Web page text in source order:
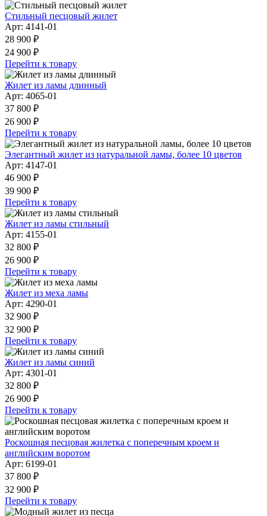
Стильный песцовый жилет
Арт: 4141-01
28 900 ₽
24 900 ₽
Перейти к товару
Жилет из ламы длинный
Арт: 4065-01
37 800 ₽
26 900 ₽
Перейти к товару
Элегантный жилет из натуральной ламы, более 10 цветов
Арт: 4147-01
46 900 ₽
39 900 ₽
Перейти к товару
Жилет из ламы стильный
Арт: 4155-01
32 800 ₽
26 900 ₽
Перейти к товару
Жилет из меха ламы
Арт: 4290-01
32 900 ₽
32 900 ₽
Перейти к товару
Жилет из ламы синий
Арт: 4301-01
32 800 ₽
26 900 ₽
Перейти к товару
Роскошная песцовая жилетка с поперечным кроем и
английским воротом
Арт: 6199-01
37 800 ₽
32 900 ₽
Перейти к товару